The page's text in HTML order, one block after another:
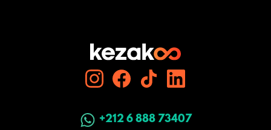
+212 6 888 73407